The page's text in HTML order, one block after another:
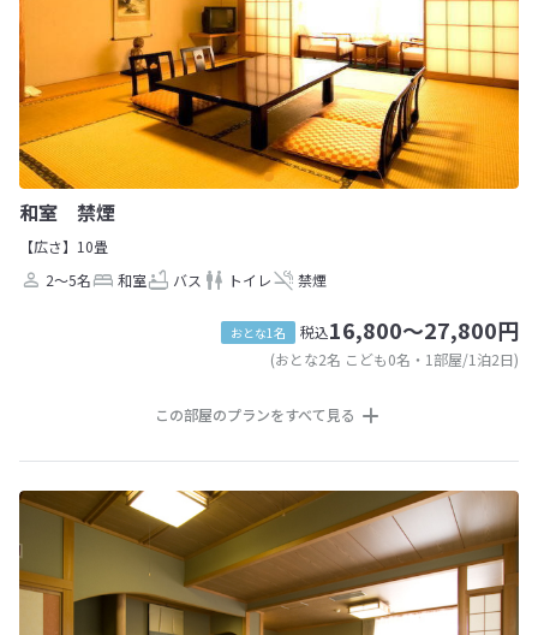
和室 禁煙
【広さ】10畳
2～5名
和室 バス トイレ 禁煙
おとな1名 税込16,800～27,800円
(おとな2名 こども0名・1部屋/1泊2日)
この部屋のプランをすべて見る